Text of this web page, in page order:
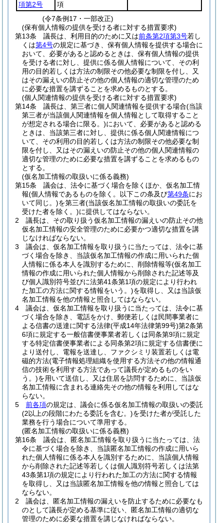
項第2号
項
(令7条例17・一部改正)
(保有個人情報の提供を受ける者に対する措置要求)
第13条
議長は、利用目的のために又は前条第2項第3号若し
くは第4号の規定に基づき、保有個人情報を提供する場合に
おいて、必要があると認めるときは、保有個人情報の提供
を受ける者に対し、提供に係る個人情報について、その利
用の目的若しくは方法の制限その他必要な制限を付し、又
はその漏えいの防止その他の個人情報の適切な管理のため
に必要な措置を講ずることを求めるものとする。
(個人関連情報の提供を受ける者に対する措置要求)
第14条
議長は、第三者に個人関連情報を提供する場合(当該
第三者が当該個人関連情報を個人情報として取得すること
が想定される場合に限る。)において、必要があると認める
ときは、当該第三者に対し、提供に係る個人関連情報につ
いて、その利用の目的若しくは方法の制限その他必要な制
限を付し、又はその漏えいの防止その他の個人関連情報の
適切な管理のために必要な措置を講ずることを求めるもの
とする。
(仮名加工情報の取扱いに係る義務)
第15条
議会は、法令に基づく場合を除くほか、仮名加工情
報(個人情報であるものを除く。以下この条及び第49条にお
いて同じ。)を第三者(当該仮名加工情報の取扱いの委託を
受けた者を除く。)に提供してはならない。
2
議長は、その取り扱う仮名加工情報の漏えいの防止その他
仮名加工情報の安全管理のために必要かつ適切な措置を講
じなければならない。
3
議会は、仮名加工情報を取り扱うに当たっては、法令に基
づく場合を除き、当該仮名加工情報の作成に用いられた個
人情報に係る本人を識別するために、削除情報等(仮名加工
情報の作成に用いられた個人情報から削除された記述等及
び個人識別符号並びに法第41条第1項の規定により行われ
た加工の方法に関する情報をいう。)を取得し、又は当該仮
名加工情報を他の情報と照合してはならない。
4
議会は、仮名加工情報を取り扱うに当たっては、法令に基
づく場合を除き、電話をかけ、郵便若しくは民間事業者に
よる信書の送達に関する法律(平成14年法律第99号)第2条第
6項に規定する一般信書便事業者若しくは同条第9項に規定
する特定信書便事業者による同条第2項に規定する信書便に
より送付し、電報を送達し、ファクシミリ装置若しくは電
磁的方法(電子情報処理組織を使用する方法その他の情報通
信の技術を利用する方法であって議長が定めるものをい
う。)を用いて送信し、又は住居を訪問するために、当該仮
名加工情報に含まれる連絡先その他の情報を利用してはな
らない。
5
前各項の規定は、議会に係る仮名加工情報の取扱いの委託
(2以上の段階にわたる委託を含む。)を受けた者が受託した
業務を行う場合について準用する。
(匿名加工情報の取扱いに係る義務)
第16条
議会は、匿名加工情報を取り扱うに当たっては、法
令に基づく場合を除き、当該匿名加工情報の作成に用いら
れた個人情報に係る本人を識別するために、当該個人情報
から削除された記述等若しくは個人識別符号若しくは法第
43条第1項の規定により行われた加工の方法に関する情報
を取得し、又は当該匿名加工情報を他の情報と照合しては
ならない。
2
議会は、匿名加工情報の漏えいを防止するために必要なも
のとして議長が定める基準に従い、匿名加工情報の適切な
管理のために必要な措置を講じなければならない。